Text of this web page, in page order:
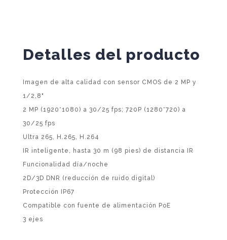
Detalles del producto
Imagen de alta calidad con sensor CMOS de 2 MP y
1/2,8"
2 MP (1920*1080) a 30/25 fps; 720P (1280*720) a
30/25 fps
Ultra 265, H.265, H.264
IR inteligente, hasta 30 m (98 pies) de distancia IR
Funcionalidad día/noche
2D/3D DNR (reducción de ruido digital)
Protección IP67
Compatible con fuente de alimentación PoE
3 ejes